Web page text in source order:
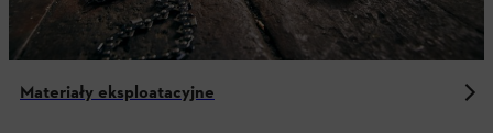
Materiały eksploatacyjne